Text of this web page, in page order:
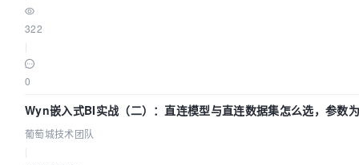
322
0
Wyn嵌入式BI实战（二）：直连模型与直连数据集怎么选，参数
葡萄城技术团队